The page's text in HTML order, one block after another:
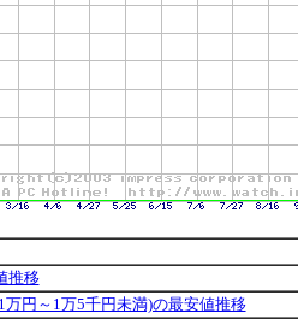
推移
万円～1万5千円未満)の最安値推移